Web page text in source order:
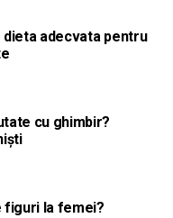
adecvata pentru
cu ghimbir?
figuri la femei?